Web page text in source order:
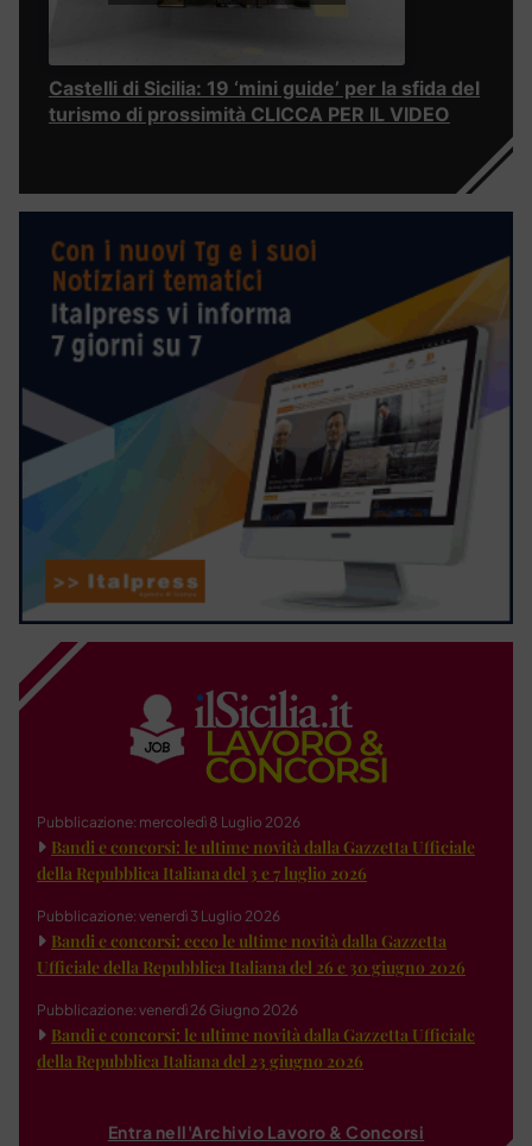
Castelli di Sicilia: 19 ‘mini guide’ per la sfida del
turismo di prossimità CLICCA PER IL VIDEO
Pubblicazione: mercoledì 8 Luglio 2026
Bandi e concorsi: le ultime novità dalla Gazzetta Ufficiale
della Repubblica Italiana del 3 e 7 luglio 2026
Pubblicazione: venerdì 3 Luglio 2026
Bandi e concorsi: ecco le ultime novità dalla Gazzetta
Ufficiale della Repubblica Italiana del 26 e 30 giugno 2026
Pubblicazione: venerdì 26 Giugno 2026
Bandi e concorsi: le ultime novità dalla Gazzetta Ufficiale
della Repubblica Italiana del 23 giugno 2026
Entra nell'Archivio Lavoro & Concorsi